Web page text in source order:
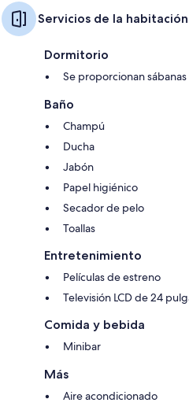
Servicios de la habitación
Dormitorio
Se proporcionan sábanas
Baño
Champú
Ducha
Jabón
Papel higiénico
Secador de pelo
Toallas
Entretenimiento
Películas de estreno
Televisión LCD de 24
Comida y bebida
Minibar
Más
Aire acondicionado